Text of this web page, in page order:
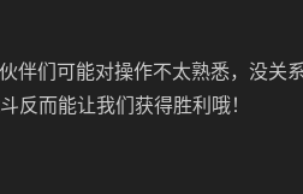
伴们可能对操作不太熟悉，没关
反而能让我们获得胜利哦！